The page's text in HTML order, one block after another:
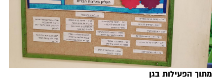
מתוך הפעילות בגן